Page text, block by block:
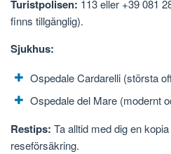
Turistpolisen: 113 eller +39 081
finns tillgänglig).
Sjukhus:
Ospedale Cardarelli (största
Ospedale del Mare (modernt
Restips: Ta alltid med dig en
reseförsäkring.